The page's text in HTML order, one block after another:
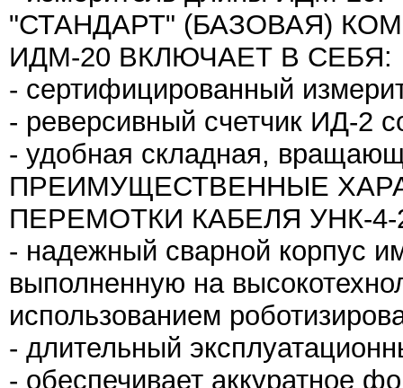
"СТАНДАРТ" (БАЗОВАЯ)
ИДМ-20 ВКЛЮЧАЕТ В СЕБЯ:
- сертифицированный
- реверсивный счетчик ИД-2
- удобная складная,
ПРЕИМУЩЕСТВЕННЫЕ
ПЕРЕМОТКИ КАБЕЛЯ УНК-
- надежный сварной корпус
выполненную на
использованием
- длительный
- обеспечивает аккуратное